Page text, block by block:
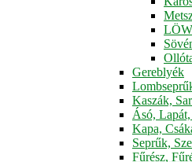
Gereblyék
Kaszák,
Ásó,
Kapa,
Seprűk,
Fűrész,